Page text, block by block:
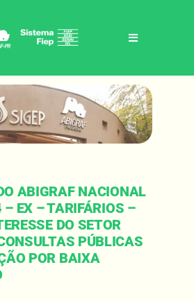
Toggle
ABIGRAF NACIONAL
EX – TARIFÁRIOS –
DO SETOR
PÚBLICAS
POR BAIXA